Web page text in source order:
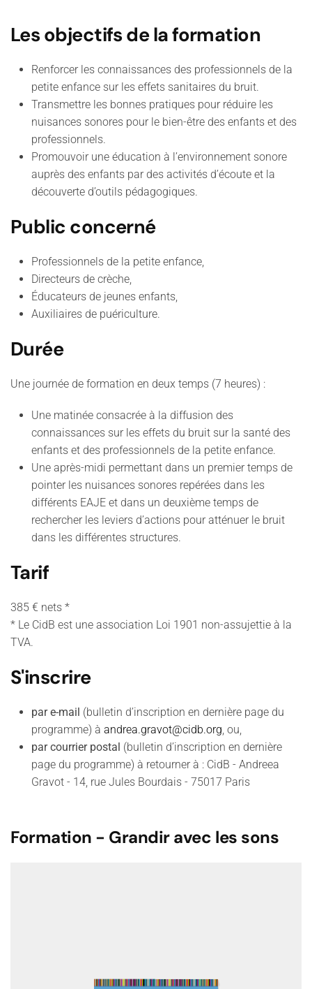
Les objectifs de la formation
Renforcer les connaissances des professionnels de la
petite enfance sur les effets sanitaires du bruit.
Transmettre les bonnes pratiques pour réduire les
nuisances sonores pour le bien-être des enfants et des
professionnels.
Promouvoir une éducation à l’environnement sonore
auprès des enfants par des activités d’écoute et la
découverte d’outils pédagogiques.
Public concerné
Professionnels de la petite enfance,
Directeurs de crèche,
Éducateurs de jeunes enfants,
Auxiliaires de puériculture.
Durée
Une journée de formation en deux temps (7 heures) :
Une matinée consacrée à la diffusion des
connaissances sur les effets du bruit sur la santé des
enfants et des professionnels de la petite enfance.
Une après-midi permettant dans un premier temps de
pointer les nuisances sonores repérées dans les
différents EAJE et dans un deuxième temps de
rechercher les leviers d’actions pour atténuer le bruit
dans les différentes structures.
Tarif
385 € nets *
* Le CidB est une association Loi 1901 non-assujettie à la
TVA.
S'inscrire
par e-mail (bulletin d’inscription en dernière page du
programme) à andrea.gravot@cidb.org, ou,
par courrier postal (bulletin d’inscription en dernière
page du programme) à retourner à : CidB - Andreea
Gravot - 14, rue Jules Bourdais - 75017 Paris
Formation - Grandir avec les sons